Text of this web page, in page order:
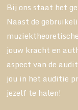
Bij ons staat het
Naast de
jouw kracht en
aspect van de
jou in het auditie
jezelf te halen!